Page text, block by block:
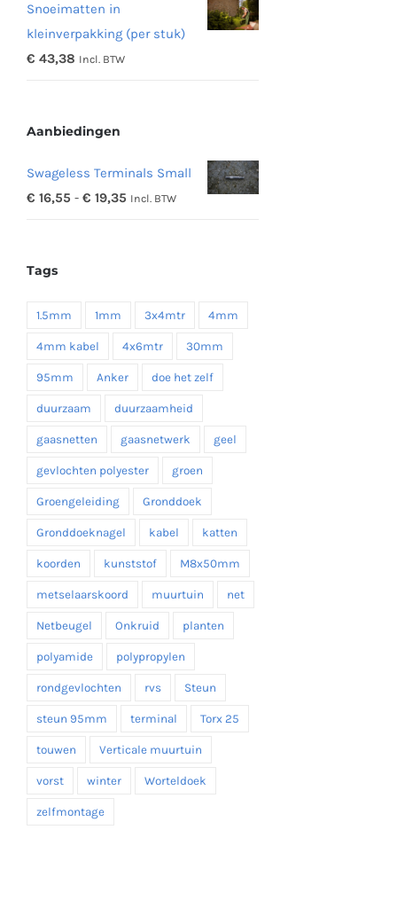
€ 48,16
Snoeimatten in
kleinverpakking (per stuk)
€ 43,38 Incl. BTW
Aanbiedingen
Swageless Terminals Small
€ 16,55 - € 19,35 Prijsklasse:
Incl. BTW
Tags
1.5mm 1mm 3x4mtr 4mm
4mm kabel 4x6mtr 30mm
95mm Anker doe het zelf
duurzaam duurzaamheid
gaasnetten gaasnetwerk geel
gevlochten polyester groen
Groengeleiding Gronddoek
Gronddoeknagel kabel katten
koorden kunststof M8x50mm
metselaarskoord muurtuin net
Netbeugel Onkruid planten
polyamide polypropylen
rondgevlochten rvs Steun
steun 95mm terminal Torx 25
touwen Verticale muurtuin
vorst winter Worteldoek
zelfmontage